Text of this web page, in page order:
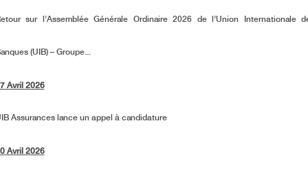
sur l’Assemblée Générale Ordinaire 2026 de l’Union Internationale
(UIB) – Groupe...
Avril 2026
Assurances lance un appel à candidature
Avril 2026